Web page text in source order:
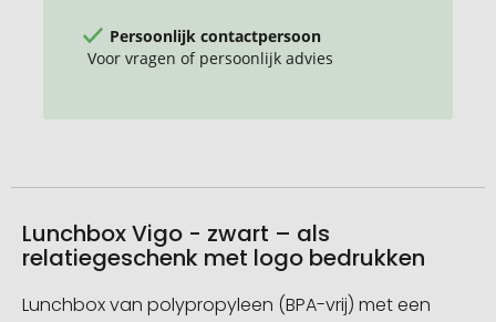
Persoonlijk contactpersoon
Voor vragen of persoonlijk advies
Lunchbox Vigo - zwart – als
relatiegeschenk met logo bedrukken
Lunchbox van polypropyleen (BPA-vrij) met een